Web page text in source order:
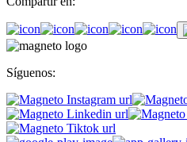
Síguenos: